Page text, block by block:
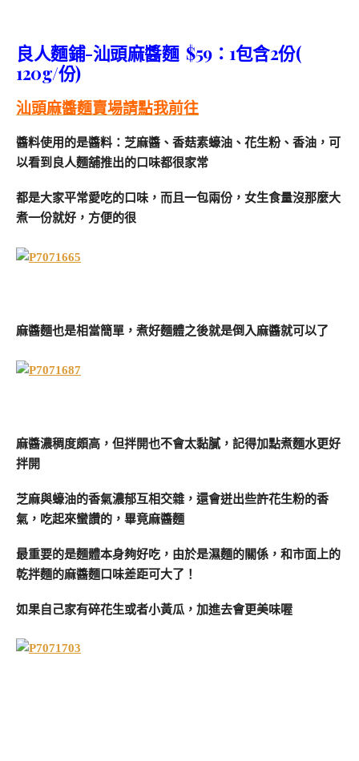
良人麵鋪-汕頭麻醬麵 $59：1包含2份(
120g/份)
汕頭麻醬麵賣場請點我前往
醬料使用的是醬料：芝麻醬、香菇素蠔油、花生粉、香油，可
以看到良人麵舖推出的口味都很家常
都是大家平常愛吃的口味，而且一包兩份，女生食量沒那麼大
煮一份就好，方便的很
麻醬麵也是相當簡單，煮好麵體之後就是倒入麻醬就可以了
麻醬濃稠度頗高，但拌開也不會太黏膩，記得加點煮麵水更好
拌開
芝麻與蠔油的香氣濃郁互相交雜，還會迸出些許花生粉的香
氣，吃起來蠻讚的，畢竟麻醬麵
最重要的是麵體本身夠好吃，由於是濕麵的關係，和市面上的
乾拌麵的麻醬麵口味差距可大了！
如果自己家有碎花生或者小黃瓜，加進去會更美味喔